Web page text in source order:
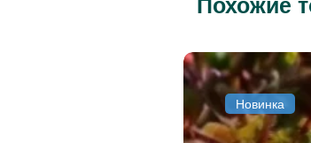
Похожие
Новинка